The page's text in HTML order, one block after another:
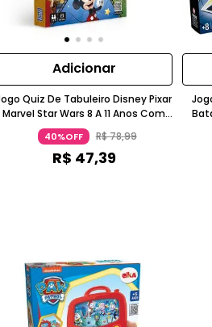
Adicionar
Quiz De Tabuleiro Disney Pixar
Marvel Star Wars 8 A 11 Anos Com
Movimento Toyster
40%OFF R$78,99
R$ 47,39